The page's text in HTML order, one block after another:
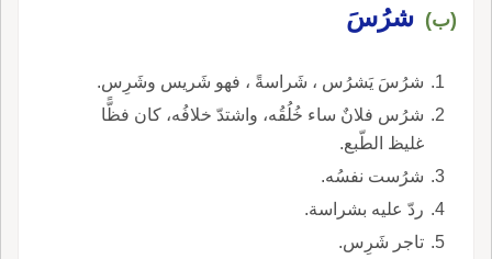
(ب) شرُسَ
شرُسَ يَشرُس ، شَراسةً ، فهو شَريس وشَرِس.
شرُس فلانٌ ساء خُلُقُه، واشتدّ خلافُه، كان فظًّا
غليظ الطّبع.
شرُست نفسُه.
ردّ عليه بشراسة.
تاجر شَرِس.